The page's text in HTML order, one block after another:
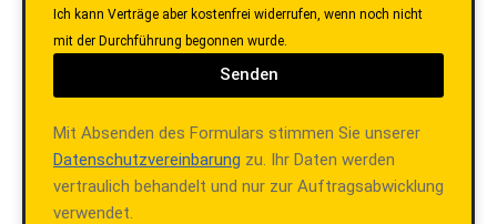
Ich kann Verträge aber kostenfrei widerrufen, wenn noch nicht
mit der Durchführung begonnen wurde.
Senden
Mit Absenden des Formulars stimmen Sie unserer
Datenschutzvereinbarung zu. Ihr Daten werden
vertraulich behandelt und nur zur Auftragsabwicklung
verwendet.